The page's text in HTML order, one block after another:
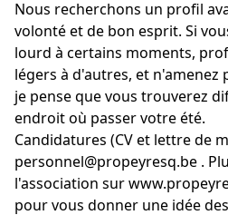
Nous recherchons un profil
volonté et de bon esprit. Si
lourd à certains moments,
légers à d'autres, et n'amenez
je pense que vous trouverez
endroit où passer votre été.
Candidatures (CV et lettre de
personnel@propeyresq.be .
l'association sur
pour vous donner une idée